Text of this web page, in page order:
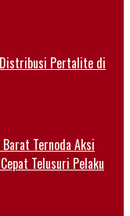
Pertalite di
Ternoda Aksi
Telusuri Pelaku